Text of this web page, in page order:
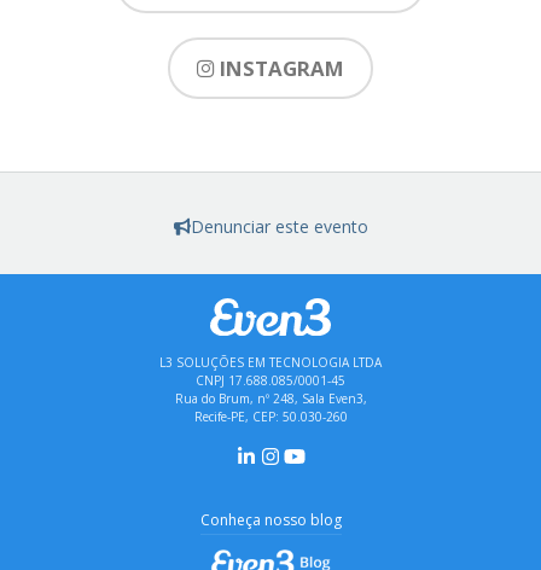
INSTAGRAM
Denunciar este evento
L3 SOLUÇÕES EM TECNOLOGIA LTDA
CNPJ 17.688.085/0001-45
Rua do Brum, nº 248, Sala Even3,
Recife-PE, CEP: 50.030-260
Conheça nosso blog